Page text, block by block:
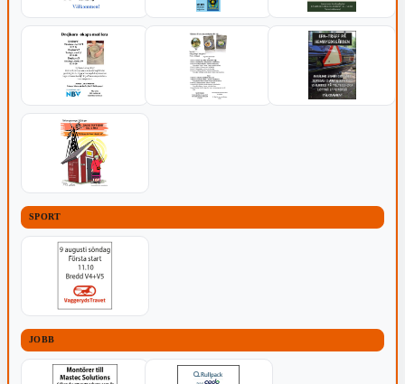
SPORT
JOBB